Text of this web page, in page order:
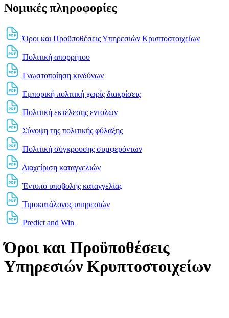
Νομικές πληροφορίες
Όροι και Προϋποθέσεις Υπηρεσιών Κρυπτοστοιχείων
Πολιτική απορρήτου
Γνωστοποίηση κινδύνων
Εμπορική πολιτική χωρίς διακρίσεις
Πολιτική εκτέλεσης εντολών
Σύνοψη της πολιτικής φύλαξης
Πολιτική σύγκρουσης συμφερόντων
Διαχείριση καταγγελιών
Έντυπο υποβολής καταγγελίας
Τιμοκατάλογος υπηρεσιών
Predict and Win
Όροι και Προϋποθέσεις
Υπηρεσιών Κρυπτοστοιχείων